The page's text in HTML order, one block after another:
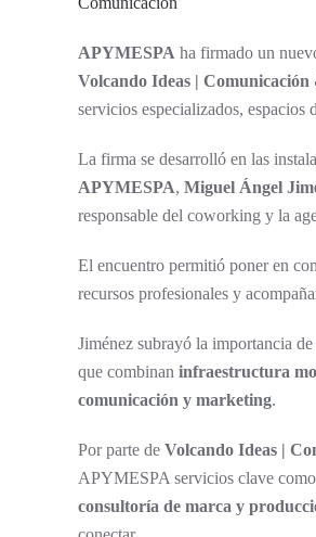
APYMESPA ha firmado un
Volcando Ideas |
servicios especializados,
La firma se desarrolló en las
APYMESPA, Miguel Ángel
responsable del coworking y la
El encuentro permitió poner en
recursos profesionales y
Jiménez subrayó la importancia
que combinan infraestructura
comunicación y marketing.
Por parte de Volcando Ideas |
APYMESPA servicios clave como
consultoría de marca y